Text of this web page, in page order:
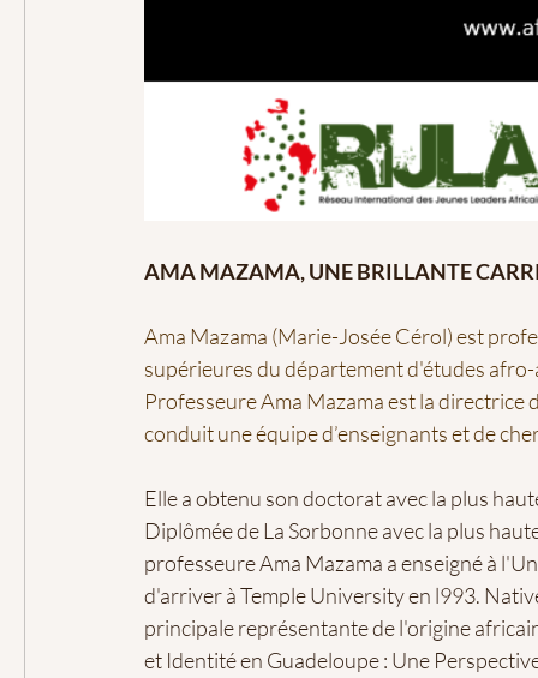
AMA MAZAMA, UNE BRILLANTE
Ama Mazama (Marie-Josée Cérol) est
supérieures du département d'études
Professeure Ama Mazama est la directrice
conduit une équipe d’enseignants et de
Elle a obtenu son doctorat avec la plus
Diplômée de La Sorbonne avec la plus
professeure Ama Mazama a enseigné à
d'arriver à Temple University en l993.
principale représentante de l'origine
et Identité en Guadeloupe : Une